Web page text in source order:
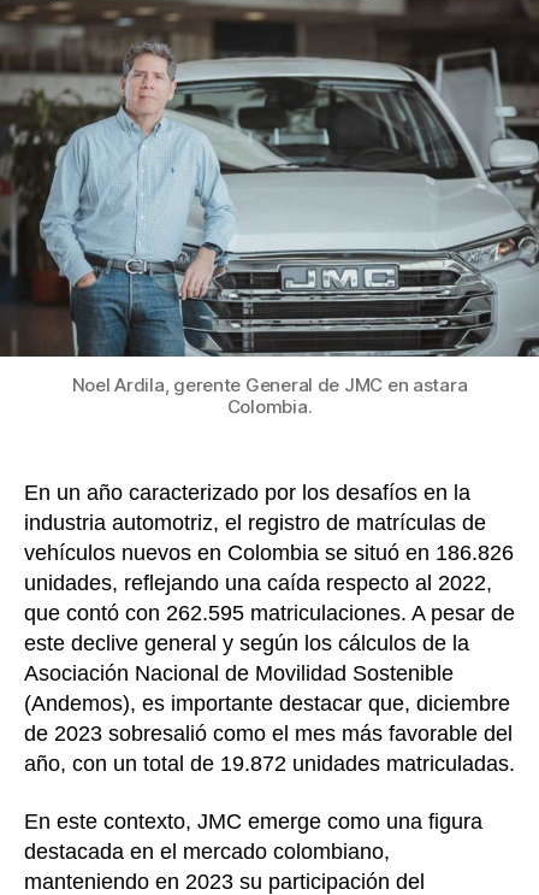
e
b
o
o
k
er
st
p
ar
tir
de
la
entrada
JMC
el
2023
con
1.368
y
un
2024
en
Noel Ardila, gerente General de JMC en astara
Colombia.
En un año caracterizado por los desafíos en la
industria automotriz, el registro de matrículas de
vehículos nuevos en Colombia se situó en 186.826
unidades, reflejando una caída respecto al 2022,
que contó con 262.595 matriculaciones. A pesar de
este declive general y según los cálculos de la
Asociación Nacional de Movilidad Sostenible
(Andemos), es importante destacar que, diciembre
de 2023 sobresalió como el mes más favorable del
año, con un total de 19.872 unidades matriculadas.
En este contexto, JMC emerge como una figura
destacada en el mercado colombiano,
manteniendo en 2023 su participación del